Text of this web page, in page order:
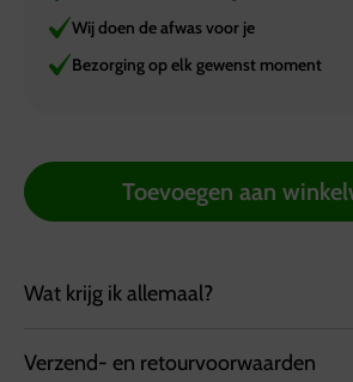
Wij doen de afwas voor je
Bezorging op elk gewenst moment
Toevoegen aan
Wat krijg ik allemaal?
Te bestellen vanaf 8 personen = 1000
Verzend- en retourvoorwaarden